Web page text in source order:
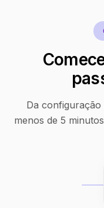
Da
menos de 5